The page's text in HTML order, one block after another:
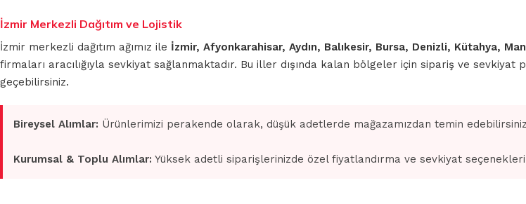
İzmir Merkezli Dağıtım ve Lojistik
İzmir merkezli dağıtım ağımız ile İzmir, Afyonkarahisar, Aydın, Balıkesir, Bursa, Denizli, Kütahya,
firmaları aracılığıyla sevkiyat sağlanmaktadır. Bu iller dışında kalan bölgeler için sipariş ve
geçebilirsiniz.
Bireysel Alımlar: Ürünlerimizi perakende olarak, düşük adetlerde mağazamızdan temin
Kurumsal & Toplu Alımlar: Yüksek adetli siparişlerinizde özel fiyatlandırma ve sevkiyat